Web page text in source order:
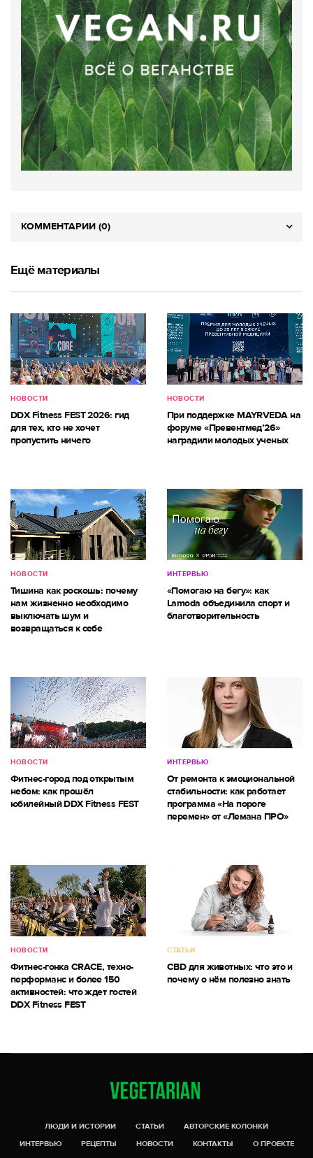
КОММЕНТАРИИ (0)
Ещё материалы
НОВОСТИ
DDX Fitness FEST 2026: гид
для тех, кто не хочет
пропустить ничего
НОВОСТИ
При поддержке MAYRVEDA на
форуме «Превентмед’26»
наградили молодых ученых
НОВОСТИ
Тишина как роскошь: почему
нам жизненно необходимо
выключать шум и
возвращаться к себе
ИНТЕРВЬЮ
«Помогаю на бегу»: как
Lamoda объединила спорт и
благотворительность
НОВОСТИ
Фитнес-город под открытым
небом: как прошёл
юбилейный DDX Fitness FEST
ИНТЕРВЬЮ
От ремонта к эмоциональной
стабильности: как работает
программа «На пороге
перемен» от «Лемана ПРО»
НОВОСТИ
Фитнес-гонка CRACE, техно-
перформанс и более 150
активностей: что ждет гостей
DDX Fitness FEST
СТАТЬИ
CBD для животных: что это и
почему о нём полезно знать
ЛЮДИ И ИСТОРИИ СТАТЬИ
АВТОРСКИЕ КОЛОНКИ
ИНТЕРВЬЮ
РЕЦЕПТЫ НОВОСТИ КОНТАКТЫ
О ПРОЕКТЕ